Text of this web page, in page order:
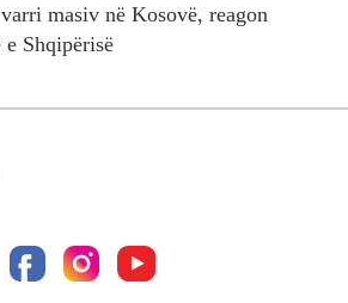
masiv në Kosovë, reagon
Shqipërisë